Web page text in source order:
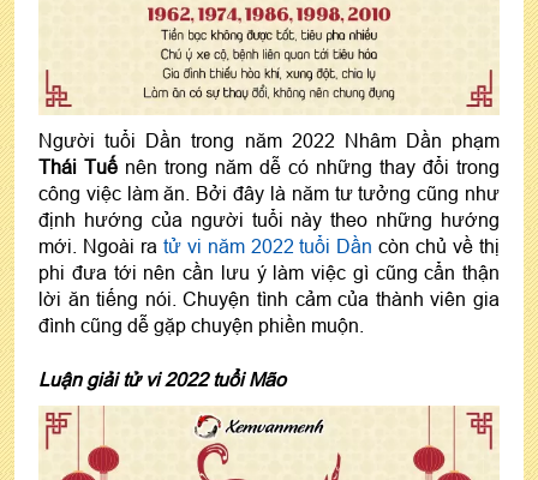
Người tuổi Dần trong năm 2022 Nhâm Dần phạm
Thái Tuế nên trong năm dễ có những thay đổi trong
công việc làm ăn. Bởi đây là năm tư tưởng cũng như
định hướng của người tuổi này theo những hướng
mới. Ngoài ra tử vi năm 2022 tuổi Dần còn chủ về thị
phi đưa tới nên cần lưu ý làm việc gì cũng cẩn thận
lời ăn tiếng nói. Chuyện tình cảm của thành viên gia
đình cũng dễ gặp chuyện phiền muộn.
Luận giải tử vi 2022 tuổi Mão